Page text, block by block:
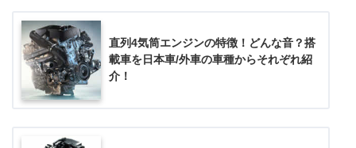
直列4気筒エンジンの特徴！どんな音？搭
載車を日本車/外車の車種からそれぞれ紹
介！